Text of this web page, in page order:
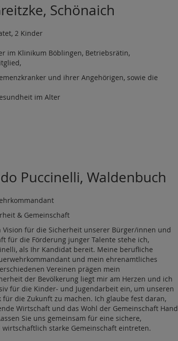
Schönaich
2 Kinder
im Klinikum Böblingen, Betriebsrätin,
und ihrer Angehörigen, sowie die
im Alter
Puccinelli, Waldenbuch
& Gemeinschaft
Vision für die Sicherheit unserer Bürger/innen und
für die Förderung junger Talente stehe ich,
als Ihr Kandidat bereit. Meine berufliche
und mein ehrenamtliches
Vereinen prägen mein
der Bevölkerung liegt mir am Herzen und ich
für die Kinder- und Jugendarbeit ein, um unseren
für die Zukunft zu machen. Ich glaube fest daran,
Wirtschaft und das Wohl der Gemeinschaft Hand
Sie uns gemeinsam für eine sichere,
starke Gemeinschaft eintreten.